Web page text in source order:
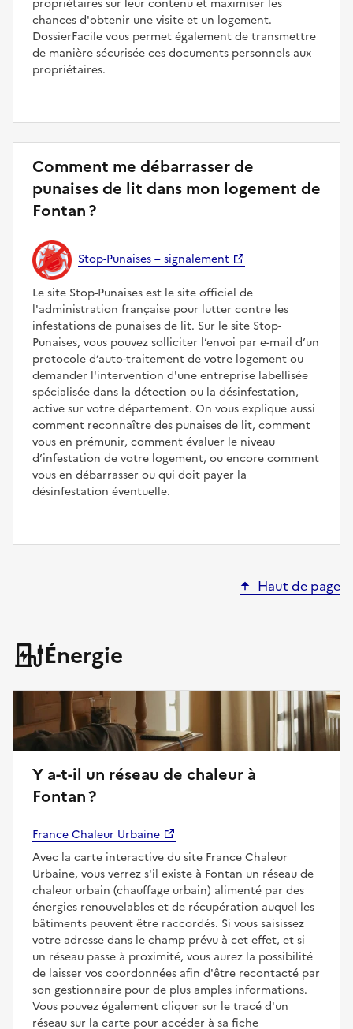
chances d'obtenir une visite et un logement.
DossierFacile vous permet également de transmettre
de manière sécurisée ces documents personnels aux
propriétaires.
Comment me débarrasser de
punaises de lit dans mon logement de
Fontan ?
Stop-Punaises – signalement
Le site Stop-Punaises est le site officiel de
l'administration française pour lutter contre les
infestations de punaises de lit. Sur le site Stop-
Punaises, vous pouvez solliciter l’envoi par e-mail d’un
protocole d’auto-traitement de votre logement ou
demander l'intervention d'une entreprise labellisée
spécialisée dans la détection ou la désinfestation,
active sur votre département. On vous explique aussi
comment reconnaître des punaises de lit, comment
vous en prémunir, comment évaluer le niveau
d’infestation de votre logement, ou encore comment
vous en débarrasser ou qui doit payer la
désinfestation éventuelle.
Haut de page
Énergie
Y a-t-il un réseau de chaleur à
Fontan ?
France Chaleur Urbaine
Avec la carte interactive du site France Chaleur
Urbaine, vous verrez s'il existe à Fontan un réseau de
chaleur urbain (chauffage urbain) alimenté par des
énergies renouvelables et de récupération auquel les
bâtiments peuvent être raccordés. Si vous saisissez
votre adresse dans le champ prévu à cet effet, et si
un réseau passe à proximité, vous aurez la possibilité
de laisser vos coordonnées afin d'être recontacté par
son gestionnaire pour de plus amples informations.
Vous pouvez également cliquer sur le tracé d'un
réseau sur la carte pour accéder à sa fiche